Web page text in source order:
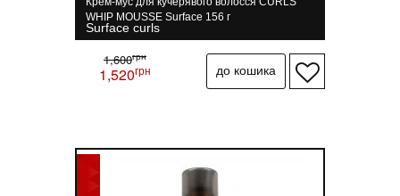
WHIP MOUSSE Surface 156 г
Surface curls
1,600грн
1,520грн